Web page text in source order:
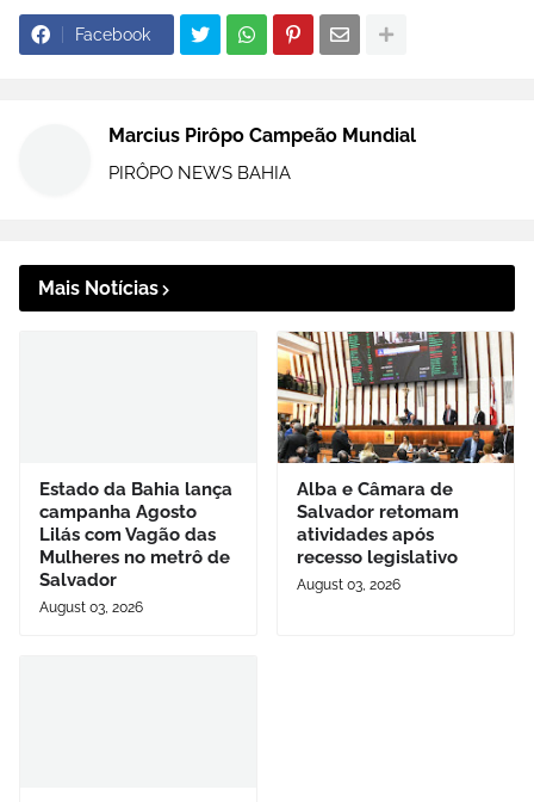
Facebook
Marcius Pirôpo Campeão Mundial
PIRÔPO NEWS BAHIA
Mais Notícias
Estado da Bahia lança
campanha Agosto
Lilás com Vagão das
Mulheres no metrô de
Salvador
August 03, 2026
Alba e Câmara de
Salvador retomam
atividades após
recesso legislativo
August 03, 2026